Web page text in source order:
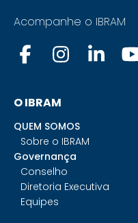
Acompanhe o IBRAM
O IBRAM
QUEM SOMOS
Sobre o IBRAM
Governança
Conselho
Diretoria Executiva
Equipes